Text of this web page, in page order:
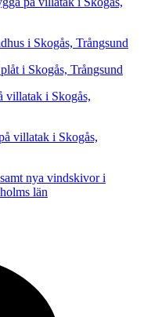
i Skogås, Trångsund
i Skogås, Trångsund
villatak i Skogås,
villatak i Skogås,
nya vindskivor i
län